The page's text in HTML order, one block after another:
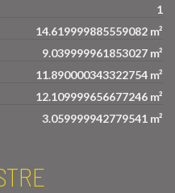
1
14.619999885559082 m²
9.039999961853027 m²
11.890000343322754 m²
12.109999656677246 m²
3.059999942779541 m²